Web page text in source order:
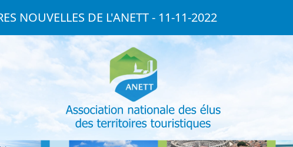
NOUVELLES DE L'ANETT - 11-11-2022